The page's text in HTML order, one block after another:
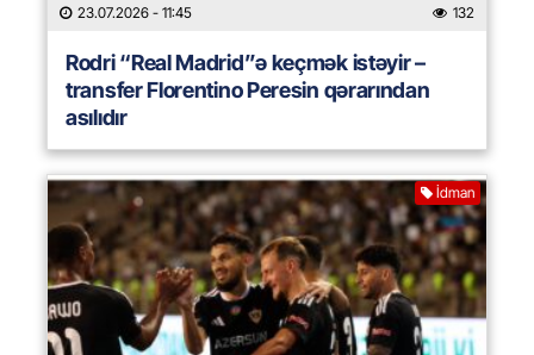
23.07.2026 - 11:45 132
Rodri “Real Madrid”ə keçmək istəyir –
transfer Florentino Peresin qərarından
asılıdır
İdman